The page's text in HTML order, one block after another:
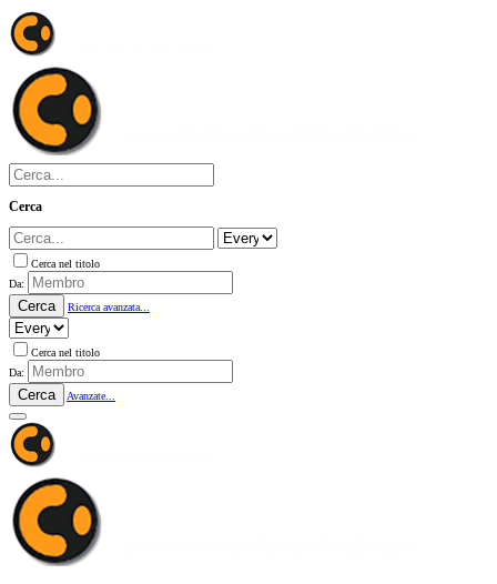
Cerca
Cerca nel titolo
Da:
Cerca Ricerca avanzata...
Cerca nel titolo
Da:
Cerca Avanzate...